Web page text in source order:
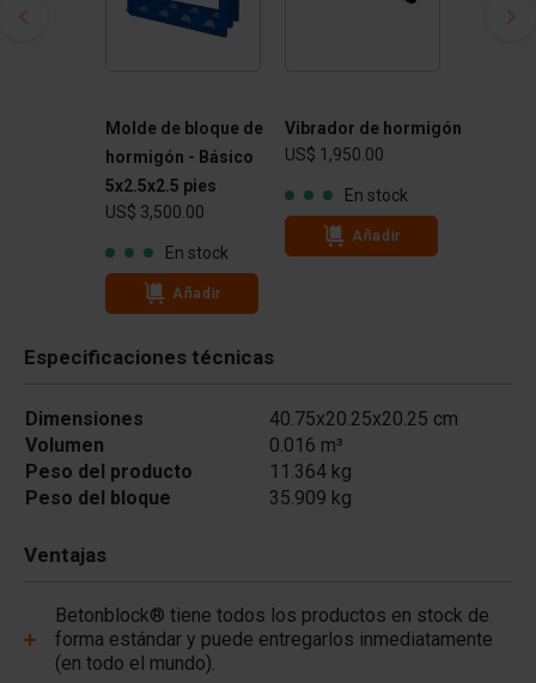
Molde de bloque de
hormigón - Básico
5x2.5x2.5 pies
US$ 3,500.00
En stock
Añadir
Vibrador de hormigón
US$ 1,950.00
En stock
Añadir
Especificaciones técnicas
Dimensiones
40.75x20.25x20.25 cm
Volumen
0.016 m³
Peso del producto
11.364 kg
Peso del bloque
35.909 kg
Ventajas
Betonblock® tiene todos los productos en stock de
forma estándar y puede entregarlos inmediatamente
(en todo el mundo).